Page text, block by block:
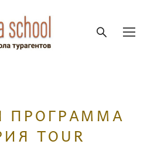
ПРОГРАММА
TOUR